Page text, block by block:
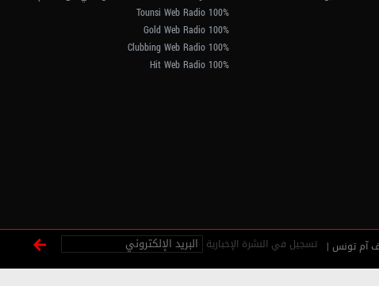
100% Tounsi Web Radio
100% Gold Web Radio
100% Clubbing Web Radio
100% Hit Web Radio
تسجيل في النشرة الإخبارية